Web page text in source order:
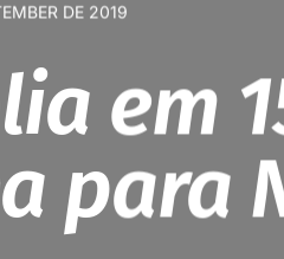
DE 2019
em
para